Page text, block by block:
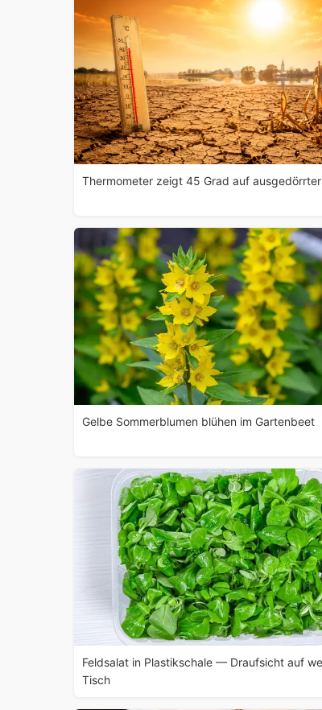
Thermometer zeigt 45 Grad auf
Gelbe Sommerblumen blühen im Gartenbeet
Feldsalat in Plastikschale — Draufsicht auf
Tisch